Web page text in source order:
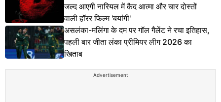
जल्द आएगी नारियल में कैद आत्मा और चार दोस्तों
वाली हॉरर फिल्म 'बयांगी'
असलंका-मलिंगा के दम पर गॉल गैलेंट ने रचा इतिहास,
पहली बार जीता लंका प्रीमियर लीग 2026 का
खिताब
Advertisement